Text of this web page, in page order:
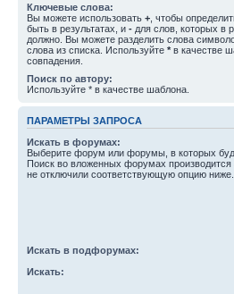
Ключевые слова:
Вы можете использовать + , чтобы
быть в результатах, и - для слов, которых в
должно. Вы можете разделить слова
слова из списка. Используйте * в качестве
совпадения.
Поиск по автору:
Используйте * в качестве шаблона.
ПАРАМЕТРЫ ЗАПРОСА
Искать в форумах:
Выберите форум или форумы, в которых
Поиск во вложенных форумах
не отключили соответствующую опцию ниже.
Искать в подфорумах:
Искать: